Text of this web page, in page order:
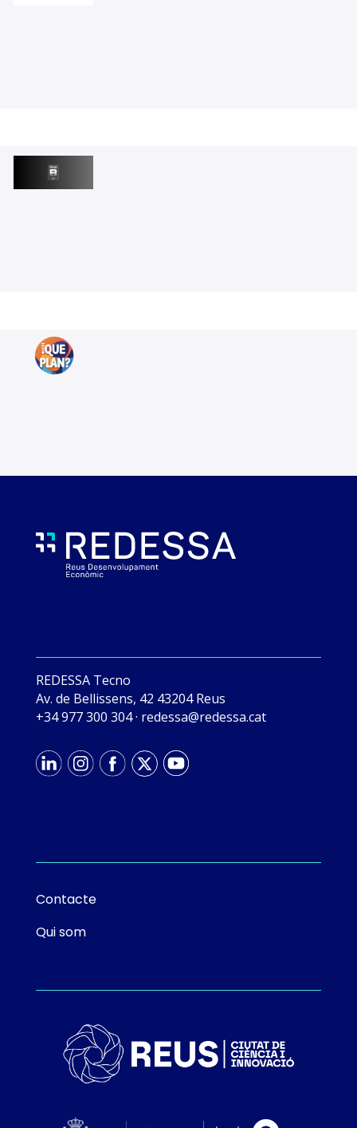
REDESSA Tecno
Av. de Bellissens, 42 43204 Reus
+34 977 300 304· tac.asseder@asseder
Contacte
Qui som